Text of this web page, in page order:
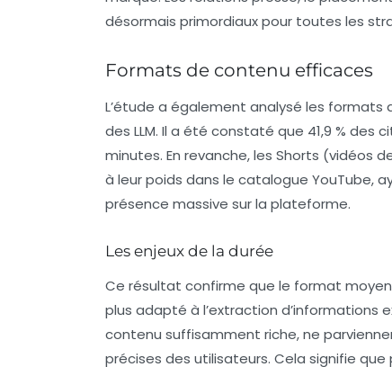
désormais primordiaux pour toutes les
Formats de contenu efficaces
L’étude a également analysé les
des LLM. Il a été constaté que 41,9 % des
minutes. En revanche, les Shorts (vidéos
à leur poids dans le catalogue YouTube,
présence massive sur la plateforme.
Les enjeux de la durée
Ce résultat confirme que le format
plus adapté à l’extraction d’informations
contenu suffisamment riche, ne
précises des utilisateurs. Cela signifie